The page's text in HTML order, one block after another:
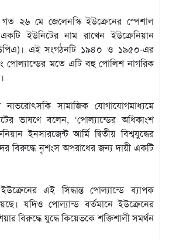
২৬ মে জেলেনস্কি ইউক্রেনের স্পেশাল
ইউনিটের নাম রাখেন ইউক্রেনিয়ান
এই সংগঠনটি ১৯৪০ ও ১৯৫০-এর
পোল্যান্ডের মতে এটি বহু পোলিশ নাগরিক
নাভরোৎসকি সামাজিক যোগাযোগমাধ্যমে
ভাষণে বলেন, ‘পোল্যান্ডের অধিকাংশ
ইনসারজেন্ট আর্মি দ্বিতীয় বিশ্বযুদ্ধের
বিরুদ্ধে নৃশংস অপরাধের জন্য দায়ী একটি
এই সিদ্ধান্ত পোল্যান্ডে ব্যাপক
যদিও পোল্যান্ড বর্তমানে ইউক্রেনের
বিরুদ্ধে যুদ্ধে কিয়েভকে শক্তিশালী সমর্থন